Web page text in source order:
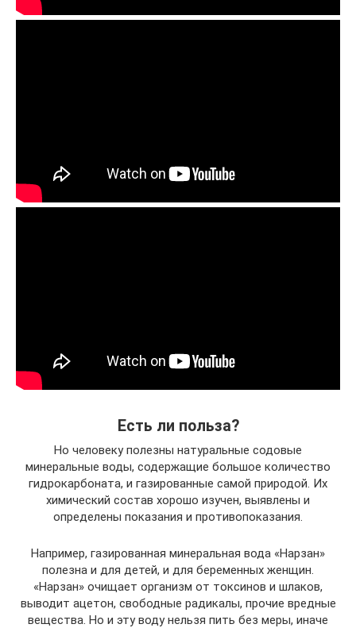
Есть ли польза?
Но человеку полезны натуральные содовые
минеральные воды, содержащие большое количество
гидрокарбоната, и газированные самой природой. Их
химический состав хорошо изучен, выявлены и
определены показания и противопоказания.
Например, газированная минеральная вода «Нарзан»
полезна и для детей, и для беременных женщин.
«Нарзан» очищает организм от токсинов и шлаков,
выводит ацетон, свободные радикалы, прочие вредные
вещества. Но и эту воду нельзя пить без меры, иначе